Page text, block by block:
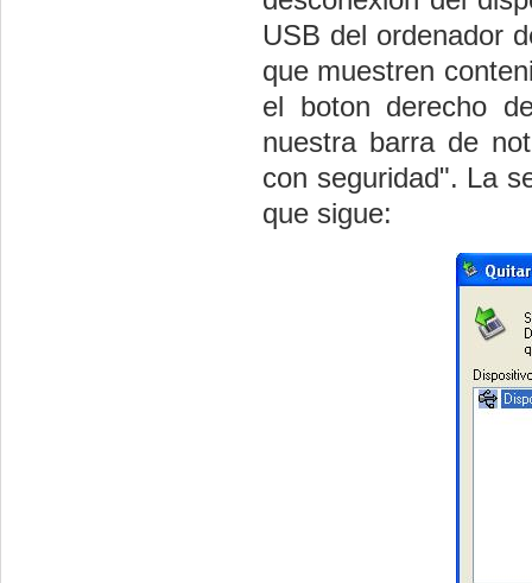
USB del ordenador
que muestren
el boton derecho
nuestra barra de
con seguridad". La
que sigue: